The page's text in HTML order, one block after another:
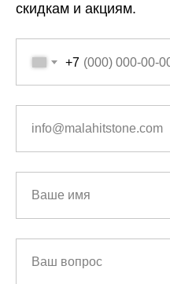
скидкам и акциям.
+7
info@malahitstone.com
Ваше имя
Ваш вопрос